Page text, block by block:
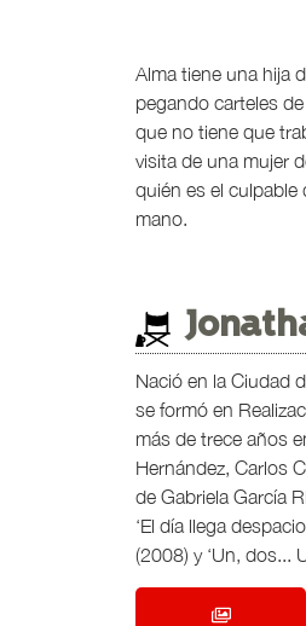
Alma tiene una hija
pegando carteles
que no tiene que
visita de una mujer
quién es el culpable
mano.
Nació en la Ciudad
se formó en
más de trece años
Hernández, Carlos
de Gabriela García
‘El día llega
(2008) y ‘Un, dos...